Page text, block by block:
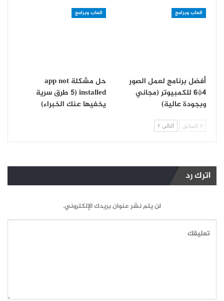
العاب وبرامج
أفضل برنامج لعمل الصور
4*6 للكمبيوتر (مجاني
وبجودة عالية)
العاب وبرامج
حل مشكلة app not
installed (5 طرق سرية
يخفيها عنك الخبراء)
السابق التالي
اترك رد
لن يتم نشر عنوان بريدك الإلكتروني.